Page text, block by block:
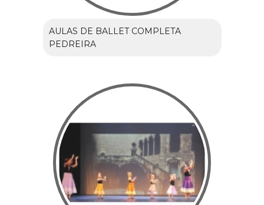
AULAS DE BALLET COMPLETA
PEDREIRA